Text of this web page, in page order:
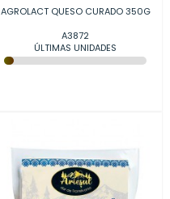
AGROLACT QUESO CURADO 350G
A3872
ÚLTIMAS UNIDADES